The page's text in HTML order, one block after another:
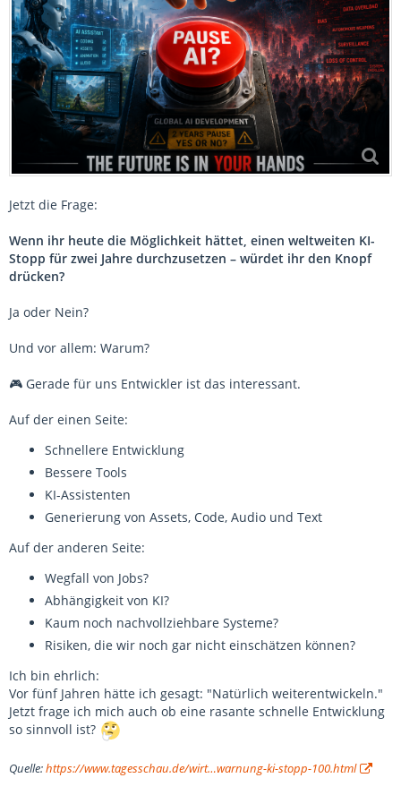
Jetzt die Frage:
Wenn ihr heute die Möglichkeit hättet, einen weltweiten KI-
Stopp für zwei Jahre durchzusetzen – würdet ihr den Knopf
drücken?
Ja oder Nein?
Und vor allem: Warum?
🎮 Gerade für uns Entwickler ist das interessant.
Auf der einen Seite:
Schnellere Entwicklung
Bessere Tools
KI-Assistenten
Generierung von Assets, Code, Audio und Text
Auf der anderen Seite:
Wegfall von Jobs?
Abhängigkeit von KI?
Kaum noch nachvollziehbare Systeme?
Risiken, die wir noch gar nicht einschätzen können?
Ich bin ehrlich:
Vor fünf Jahren hätte ich gesagt: "Natürlich weiterentwickeln."
Jetzt frage ich mich auch ob eine rasante schnelle Entwicklung
so sinnvoll ist?
Quelle:https://www.tagesschau.de/wirt…warnung-ki-stopp-100.html